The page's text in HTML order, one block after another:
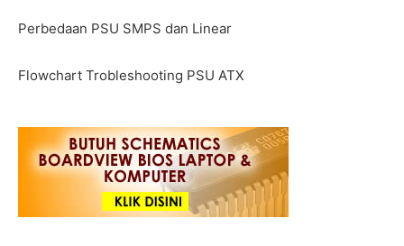
Perbedaan PSU SMPS dan Linear
Flowchart Trobleshooting PSU ATX